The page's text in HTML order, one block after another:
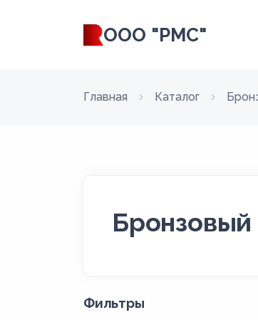
ООО "РМС"
Главная Каталог
Бронзовый
Фильтры